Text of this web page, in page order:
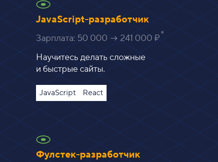
JavaScript-разработчик
Зарплата:50 000 → 241 000 ₽
Научитесь делать сложные
и быстрые сайты.
JavaScript React
Фулстек-разработчик